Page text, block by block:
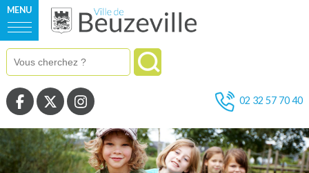
Voir la page Facebook
Voir la page Twitter
Voir la page Instagram 02 32 57 70 40
MENU